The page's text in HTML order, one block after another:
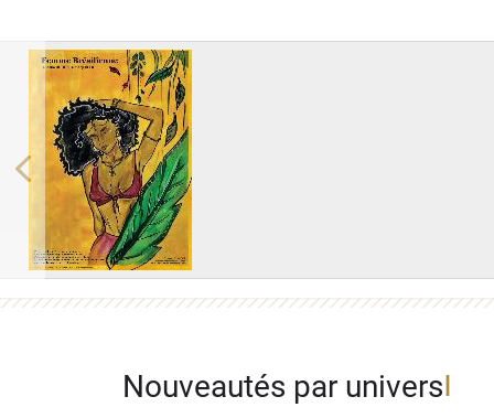
Previous
Nouveautés par univers